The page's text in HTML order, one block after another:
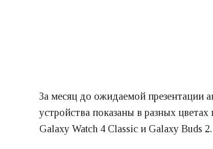
За месяц до ожидаемой презентации
устройства показаны в разных
Galaxy Watch 4 Classic и Galaxy Buds 2.